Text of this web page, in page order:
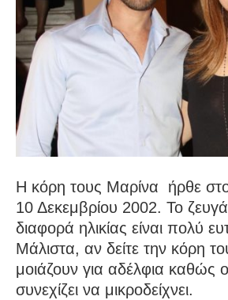
Η κόρη τους Μαρίνα ήρθε
10 Δεκεμβρίου 2002. Το
διαφορά ηλικίας είναι πολύ
Μάλιστα, αν δείτε την κόρη
μοιάζουν για αδέλφια καθώς
συνεχίζει να μικροδείχνει.